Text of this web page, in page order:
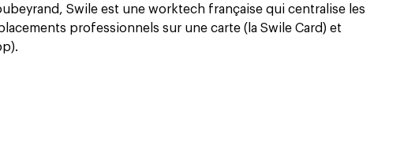
Swile est une worktech française qui centralise les
professionnels sur une carte (la Swile Card) et